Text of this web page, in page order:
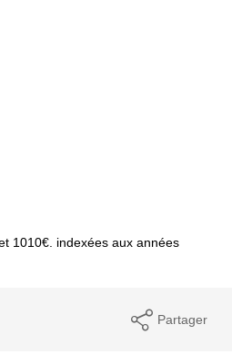
1010€. indexées aux années
Partager